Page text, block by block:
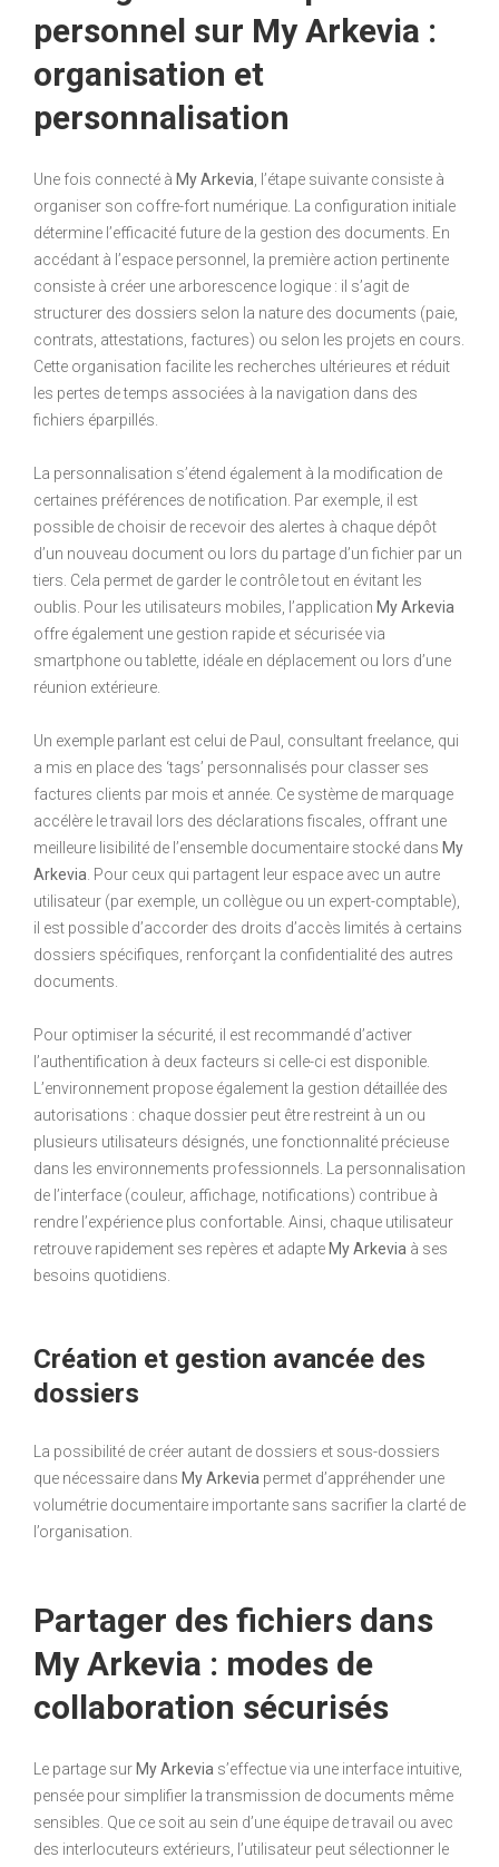
personnel sur My Arkevia :
organisation et
personnalisation
Une fois connecté à My Arkevia , l’étape suivante consiste à
organiser son coffre-fort numérique. La configuration initiale
détermine l’efficacité future de la gestion des documents. En
accédant à l’espace personnel, la première action pertinente
consiste à créer une arborescence logique : il s’agit de
structurer des dossiers selon la nature des documents (paie,
contrats, attestations, factures) ou selon les projets en cours.
Cette organisation facilite les recherches ultérieures et réduit
les pertes de temps associées à la navigation dans des
fichiers éparpillés.
La personnalisation s’étend également à la modification de
certaines préférences de notification. Par exemple, il est
possible de choisir de recevoir des alertes à chaque dépôt
d’un nouveau document ou lors du partage d’un fichier par un
tiers. Cela permet de garder le contrôle tout en évitant les
oublis. Pour les utilisateurs mobiles, l’application My Arkevia
offre également une gestion rapide et sécurisée via
smartphone ou tablette, idéale en déplacement ou lors d’une
réunion extérieure.
Un exemple parlant est celui de Paul, consultant freelance, qui
a mis en place des ‘tags’ personnalisés pour classer ses
factures clients par mois et année. Ce système de marquage
accélère le travail lors des déclarations fiscales, offrant une
meilleure lisibilité de l’ensemble documentaire stocké dans My
Arkevia . Pour ceux qui partagent leur espace avec un autre
utilisateur (par exemple, un collègue ou un expert-comptable),
il est possible d’accorder des droits d’accès limités à certains
dossiers spécifiques, renforçant la confidentialité des autres
documents.
Pour optimiser la sécurité, il est recommandé d’activer
l’authentification à deux facteurs si celle-ci est disponible.
L’environnement propose également la gestion détaillée des
autorisations : chaque dossier peut être restreint à un ou
plusieurs utilisateurs désignés, une fonctionnalité précieuse
dans les environnements professionnels. La personnalisation
de l’interface (couleur, affichage, notifications) contribue à
rendre l’expérience plus confortable. Ainsi, chaque utilisateur
retrouve rapidement ses repères et adapte My Arkevia à ses
besoins quotidiens.
Création et gestion avancée des
dossiers
La possibilité de créer autant de dossiers et sous-dossiers
que nécessaire dans My Arkevia permet d’appréhender une
volumétrie documentaire importante sans sacrifier la clarté de
l’organisation.
Partager des fichiers dans
My Arkevia : modes de
collaboration sécurisés
Le partage sur My Arkevia s’effectue via une interface intuitive,
pensée pour simplifier la transmission de documents même
sensibles. Que ce soit au sein d’une équipe de travail ou avec
des interlocuteurs extérieurs, l’utilisateur peut sélectionner le